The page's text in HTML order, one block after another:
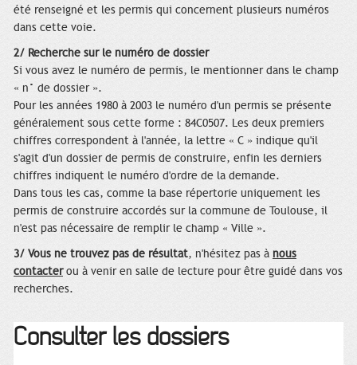
été renseigné et les permis qui concernent plusieurs numéros
dans cette voie.
2/ Recherche sur le numéro de dossier
Si vous avez le numéro de permis, le mentionner dans le champ
« n° de dossier ».
Pour les années 1980 à 2003 le numéro d'un permis se présente
généralement sous cette forme : 84C0507. Les deux premiers
chiffres correspondent à l'année, la lettre « C » indique qu'il
s'agit d'un dossier de permis de construire, enfin les derniers
chiffres indiquent le numéro d'ordre de la demande.
Dans tous les cas, comme la base répertorie uniquement les
permis de construire accordés sur la commune de Toulouse, il
n'est pas nécessaire de remplir le champ « Ville ».
3/ Vous ne trouvez pas de résultat, n'hésitez pas à nous
contacterou à venir en salle de lecture pour être guidé dans vos
recherches.
Consulter les dossiers